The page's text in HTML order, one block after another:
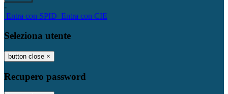
-
Entra con SPID Entra con CIE
Seleziona utente
button close ×
Recupero password